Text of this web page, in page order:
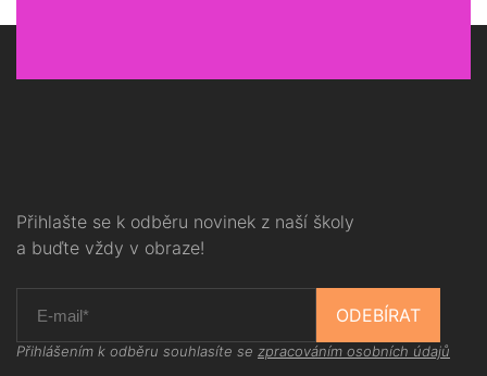
Přihlašte se k odběru novinek z naší školy
a buďte vždy v obraze!
ODEBÍRAT
Přihlášením k odběru souhlasíte se zpracováním osobních údajů